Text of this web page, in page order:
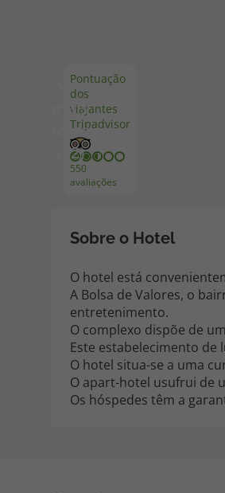
Disneyland ® Paris
Pontuação
dos
viajantes
Tripadvisor
550
avaliações
Ver
mais
fotos
(32)
Sobre o Hotel
O hotel está
A Bolsa de Valores, o
entretenimento.
O complexo dispõe de
Este estabelecimento
O hotel situa-se a uma
O apart-hotel usufrui de
Os hóspedes têm a